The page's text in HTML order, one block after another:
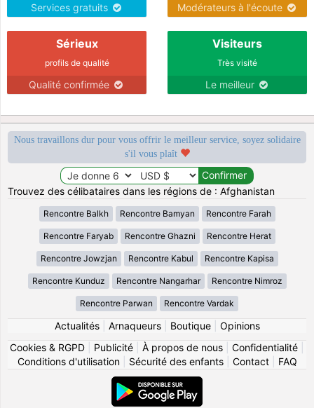
Services gratuits Modérateurs à l'écoute
Sérieux
profils de qualité
Qualité confirmée
Visiteurs
Très visité
Le meilleur
Nous travaillons dur pour vous offrir le meilleur service, soyez solidaire
s'il vous plaît
Trouvez des célibataires dans les régions de : Afghanistan
Rencontre Balkh Rencontre Bamyan Rencontre Farah
Rencontre Faryab Rencontre Ghazni Rencontre Herat
Rencontre Jowzjan Rencontre Kabul Rencontre Kapisa
Rencontre Kunduz Rencontre Nangarhar Rencontre Nimroz
Rencontre Parwan Rencontre Vardak
Actualités| Arnaqueurs| Boutique| Opinions
Cookies & RGPD
Publicité À propos de nous Confidentialité
Conditions d'utilisation| Sécurité des enfants| Contact| FAQ